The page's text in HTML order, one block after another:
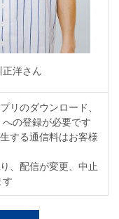
洋さん
リのダウンロード、
の登録が必要です
する通信料はお客様
、配信が変更、中止